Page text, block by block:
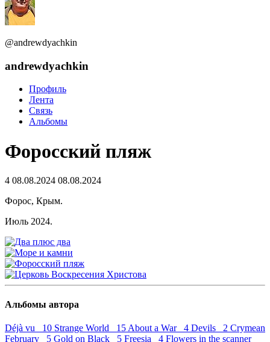
@andrewdyachkin
andrewdyachkin
Профиль
Лента
Связь
Альбомы
Форосский пляж
4 08.08.2024 08.08.2024
Форос, Крым.
Июль 2024.
Альбомы автора
Déjà vu 10 Strange World 15 About a War 4 Devils 2 Crymean
February 5 Gold on Black 5 Freesia 4 Flowers in the scanner